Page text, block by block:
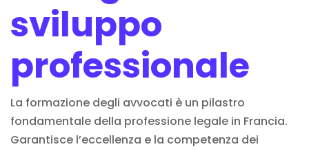
sviluppo
professionale
La formazione degli avvocati è un pilastro
fondamentale della professione legale in Francia.
Garantisce l’eccellenza e la competenza dei